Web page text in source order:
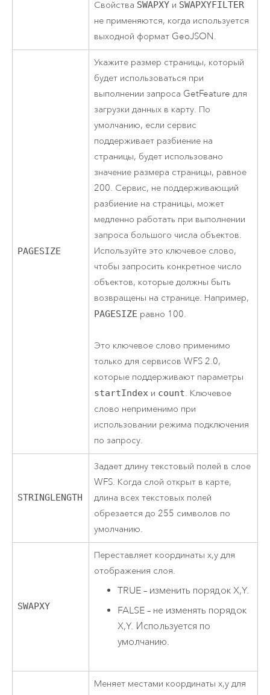
Свойства SWAPXY и SWAPXYFILTER
не применяются, когда используется
выходной формат GeoJSON.
PAGESIZE
Укажите размер страницы, который
будет использоваться при
выполнении запроса GetFeature для
загрузки данных в карту. По
умолчанию, если сервис
поддерживает разбиение на
страницы, будет использовано
значение размера страницы, равное
200. Сервис, не поддерживающий
разбиение на страницы, может
медленно работать при выполнении
запроса большого числа объектов.
Используйте это ключевое слово,
чтобы запросить конкретное число
объектов, которые должны быть
возвращены на странице. Например,
PAGESIZE равно 100.
Это ключевое слово применимо
только для сервисов WFS 2.0,
которые поддерживают параметры
startIndex и count. Ключевое
слово неприменимо при
использовании режима подключения
по запросу.
STRINGLENGTH
Задает длину текстовый полей в слое
WFS. Когда слой открыт в карте,
длина всех текстовых полей
обрезается до 255 символов по
умолчанию.
SWAPXY
Переставляет координаты x,y для
отображения слоя.
TRUE – изменить порядок X,Y.
FALSE – не изменять порядок
X,Y. Используется по
умолчанию.
Меняет местами координаты x,y для